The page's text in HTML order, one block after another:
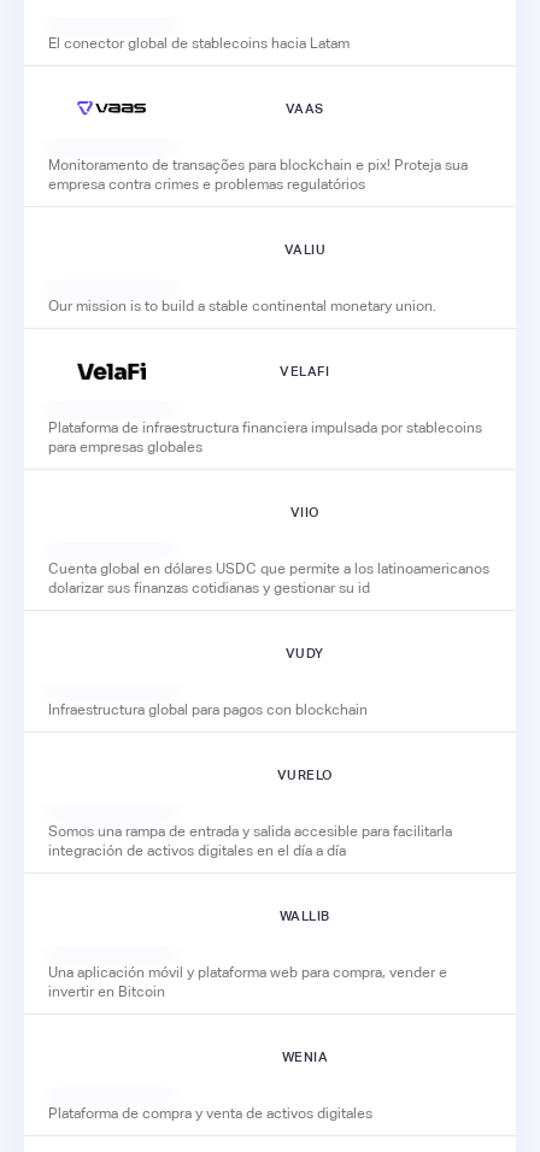
El conector global de stablecoins hacia Latam
VAAS
Monitoramento de transações para blockchain e pix! Proteja sua
empresa contra crimes e problemas regulatórios
VALIU
Our mission is to build a stable continental monetary union.
VELAFI
Plataforma de infraestructura financiera impulsada por stablecoins
para empresas globales
VIIO
Cuenta global en dólares USDC que permite a los latinoamericanos
dolarizar sus finanzas cotidianas y gestionar su id
VUDY
Infraestructura global para pagos con blockchain
VURELO
Somos una rampa de entrada y salida accesible para facilitarla
integración de activos digitales en el día a día
WALLIB
Una aplicación móvil y plataforma web para compra, vender e
invertir en Bitcoin
WENIA
Plataforma de compra y venta de activos digitales